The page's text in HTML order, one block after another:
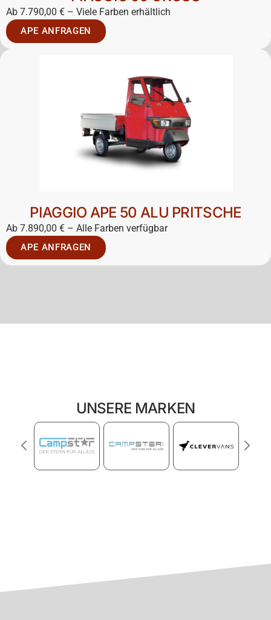
Ab 7.790,00 € – Viele Farben erhältlich
APE ANFRAGEN
PIAGGIO APE 50 ALU PRITSCHE
Ab 7.890,00 € – Alle Farben verfügbar
APE ANFRAGEN
UNSERE MARKEN